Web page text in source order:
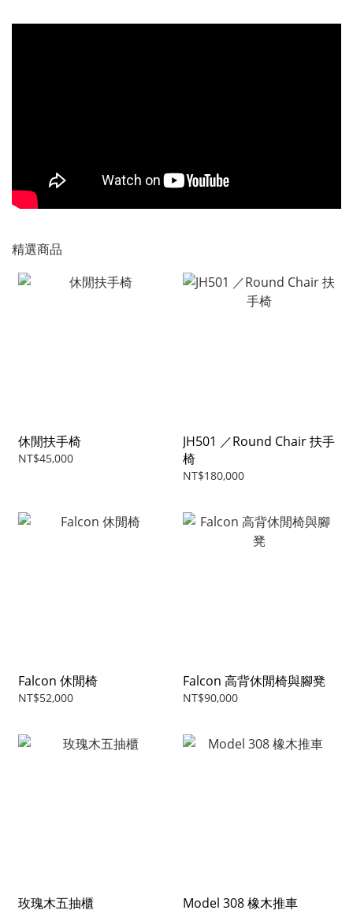
精選商品
休閒扶手椅
NT$45,000
JH501 ／Round Chair 扶手
椅
NT$180,000
Falcon 休閒椅
NT$52,000
Falcon 高背休閒椅與腳凳
NT$90,000
玫瑰木五抽櫃 Model 308 橡木推車